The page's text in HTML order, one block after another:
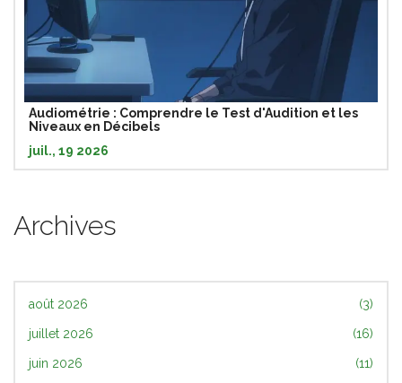
Audiométrie : Comprendre le Test d'Audition et les
Niveaux en Décibels
juil., 19 2026
Archives
août 2026 (3)
juillet 2026 (16)
juin 2026 (11)